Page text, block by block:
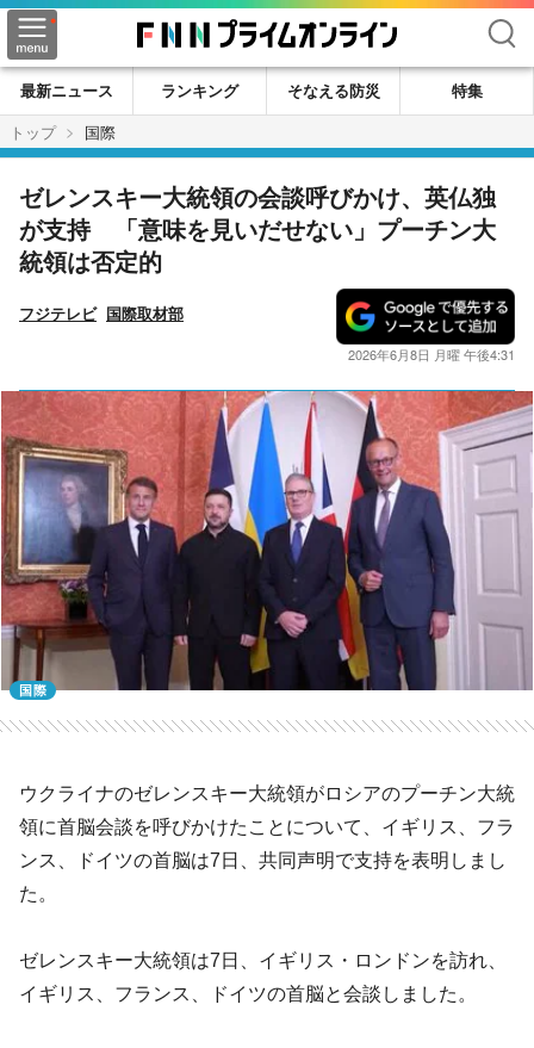
検索
最新ニュース ランキング そなえる防災
特集
トップ
国際
ゼレンスキー大統領の会談呼びかけ、英仏独
が支持 「意味を見いだせない」プーチン大
統領は否定的
フジテレビ 国際取材部
2026年6月8日 月曜 午後4:31
国際
ウクライナのゼレンスキー大統領がロシアのプーチン大統
領に首脳会談を呼びかけたことについて、イギリス、フラ
ンス、ドイツの首脳は7日、共同声明で支持を表明しまし
た。
ゼレンスキー大統領は7日、イギリス・ロンドンを訪れ、
イギリス、フランス、ドイツの首脳と会談しました。